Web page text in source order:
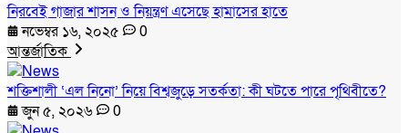
নিরবেই গাজার শাসন ও নিয়ন্ত্রণ এসেছে হামাসের হাতে
নভেম্বর ১৬, ২০২৫
0
আন্তর্জাতিক
শক্তিশালী ‘এল নিনো’ নিয়ে বিশ্বজুড়ে সতর্কতা: কী ঘটতে পারে পৃথিবীতে?
জুন ৫, ২০২৬
0